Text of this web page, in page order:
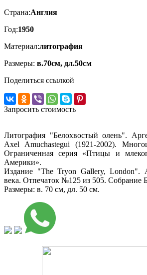
Страна:Англия
Год:1950
Материал:литография
Размеры: в.70см, дл.50см
Поделиться ссылкой
Запросить стоимость
Литография "Белохвостый олень".
Axel Amuchastegui (1921-2002).
Ограниченная серия «Птицы и
Америки».
Издание "The Tryon Gallery, London".
века. Отпечаток №125 из 505. Собрание
Размеры: в. 70 см, дл. 50 см.